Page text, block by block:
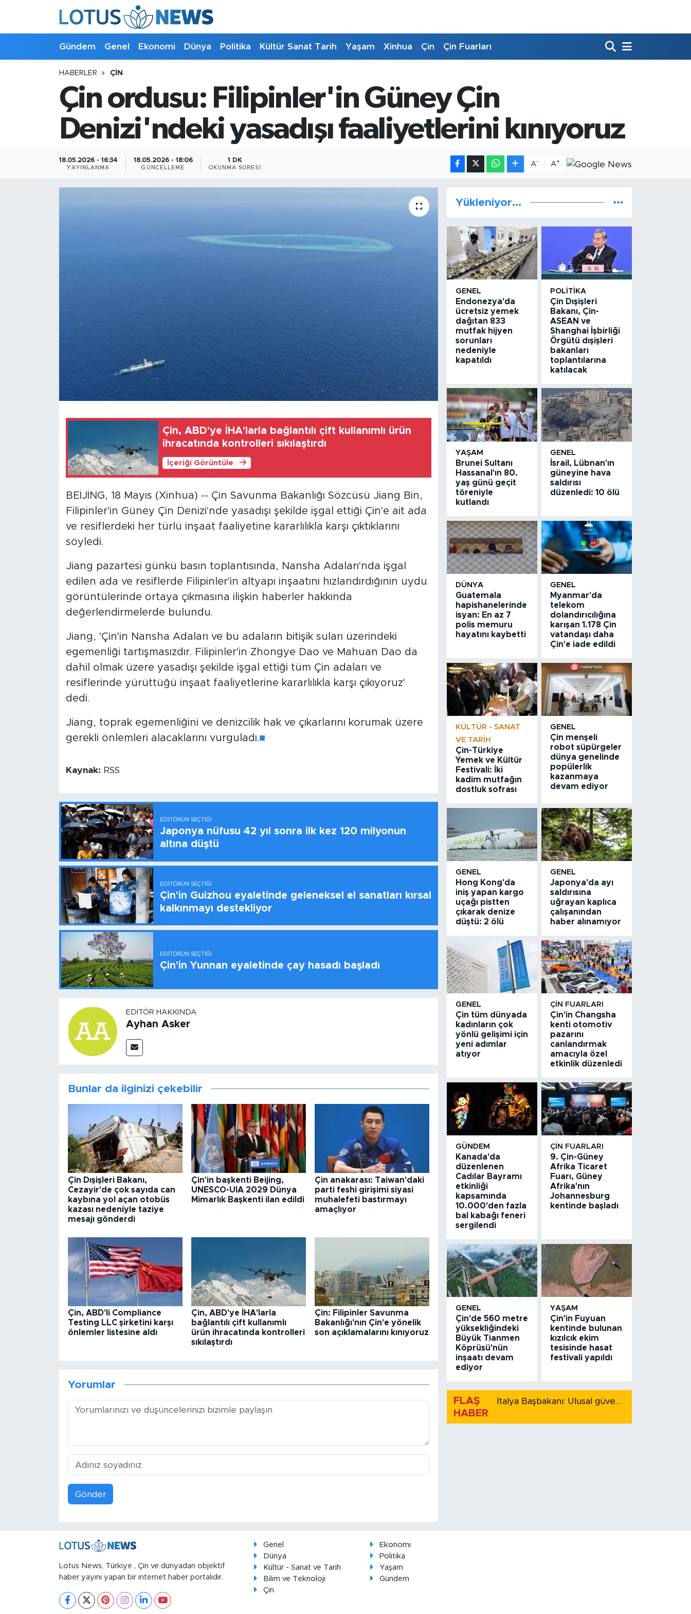
Gündem Genel Ekonomi Dünya Politika Kültür Sanat Tarih Yaşam Xinhua Çin Çin Fuarları
HABERLER ÇIN
Çin ordusu: Filipinler'in Güney Çin
Denizi'ndeki yasadışı faaliyetlerini kınıyoruz
18.05.2026 - 16:34
YAYINLANMA
18.05.2026 - 18:06
GÜNCELLEME
1 DK
OKUNMA SÜRESI
A- A+
Çin, ABD'ye İHA'larla bağlantılı çift kullanımlı ürün
ihracatında kontrolleri sıkılaştırdı
İçeriği Görüntüle
BEİJİNG, 18 Mayıs (Xinhua) -- Çin Savunma Bakanlığı Sözcüsü Jiang Bin,
Filipinler'in Güney Çin Denizi'nde yasadışı şekilde işgal ettiği Çin'e ait ada
ve resiflerdeki her türlü inşaat faaliyetine kararlılıkla karşı çıktıklarını
söyledi.
Jiang pazartesi günkü basın toplantısında, Nansha Adaları'nda işgal
edilen ada ve resiflerde Filipinler'in altyapı inşaatını hızlandırdığının uydu
görüntülerinde ortaya çıkmasına ilişkin haberler hakkında
değerlendirmelerde bulundu.
Jiang, 'Çin'in Nansha Adaları ve bu adaların bitişik suları üzerindeki
egemenliği tartışmasızdır. Filipinler'in Zhongye Dao ve Mahuan Dao da
dahil olmak üzere yasadışı şekilde işgal ettiği tüm Çin adaları ve
resiflerinde yürüttüğü inşaat faaliyetlerine kararlılıkla karşı çıkıyoruz'
dedi.
Jiang, toprak egemenliğini ve denizcilik hak ve çıkarlarını korumak üzere
gerekli önlemleri alacaklarını vurguladı.■
Kaynak: RSS
EDITÖRÜN SEÇTIĞI
Japonya nüfusu 42 yıl sonra ilk kez 120 milyonun
altına düştü
EDITÖRÜN SEÇTIĞI
Çin'in Guizhou eyaletinde geleneksel el sanatları kırsal
kalkınmayı destekliyor
EDITÖRÜN SEÇTIĞI
Çin'in Yunnan eyaletinde çay hasadı başladı
EDITÖR HAKKINDA
Ayhan Asker
Bunlar da ilginizi çekebilir
Çin Dışişleri Bakanı,
Cezayir'de çok sayıda can
kaybına yol açan otobüs
kazası nedeniyle taziye
mesajı gönderdi
Çin'in başkenti Beijing,
UNESCO-UIA 2029 Dünya
Mimarlık Başkenti ilan edildi
Çin anakarası: Taiwan'daki
parti feshi girişimi siyasi
muhalefeti bastırmayı
amaçlıyor
Çin, ABD'li Compliance
Testing LLC şirketini karşı
önlemler listesine aldı
Çin, ABD'ye İHA'larla
bağlantılı çift kullanımlı
ürün ihracatında kontrolleri
sıkılaştırdı
Çin: Filipinler Savunma
Bakanlığı'nın Çin'e yönelik
son açıklamalarını kınıyoruz
Yorumlar
Gönder
Yükleniyor...
GENEL
Endonezya'da
ücretsiz yemek
dağıtan 833
mutfak hijyen
sorunları
nedeniyle
kapatıldı
POLITIKA
Çin Dışişleri
Bakanı, Çin-
ASEAN ve
Shanghai İşbirliği
Örgütü dışişleri
bakanları
toplantılarına
katılacak
YAŞAM
Brunei Sultanı
Hassanal'ın 80.
yaş günü geçit
töreniyle
kutlandı
GENEL
İsrail, Lübnan'ın
güneyine hava
saldırısı
düzenledi: 10 ölü
DÜNYA
Guatemala
hapishanelerinde
isyan: En az 7
polis memuru
hayatını kaybetti
GENEL
Myanmar'da
telekom
dolandırıcılığına
karışan 1.178 Çin
vatandaşı daha
Çin'e iade edildi
KÜLTÜR - SANAT
VE TARIH
Çin-Türkiye
Yemek ve Kültür
Festivali: İki
kadim mutfağın
dostluk sofrası
GENEL
Çin menşeli
robot süpürgeler
dünya genelinde
popülerlik
kazanmaya
devam ediyor
GENEL
Hong Kong'da
iniş yapan kargo
uçağı pistten
çıkarak denize
düştü: 2 ölü
GENEL
Japonya'da ayı
saldırısına
uğrayan kaplıca
çalışanından
haber alınamıyor
GENEL
Çin tüm dünyada
kadınların çok
yönlü gelişimi için
yeni adımlar
atıyor
ÇIN FUARLARI
Çin'in Changsha
kenti otomotiv
pazarını
canlandırmak
amacıyla özel
etkinlik düzenledi
GÜNDEM
Kanada'da
düzenlenen
Cadılar Bayramı
etkinliği
kapsamında
10.000'den fazla
bal kabağı feneri
sergilendi
ÇIN FUARLARI
9. Çin-Güney
Afrika Ticaret
Fuarı, Güney
Afrika'nın
Johannesburg
kentinde başladı
GENEL
Çin'de 560 metre
yüksekliğindeki
Büyük Tianmen
Köprüsü'nün
inşaatı devam
ediyor
YAŞAM
Çin'in Fuyuan
kentinde bulunan
kızılcık ekim
tesisinde hasat
festivali yapıldı
FLAŞ
HABER
İtalya Başbakanı: Ulusal güvenliği korumak için İspanya ile Schengen kapsamındaki serbest dolaşımı askıya alıyoruz
Lotus News, Türkiye , Çin ve dünyadan objektif
haber yayını yapan bir internet haber portalıdır.
Genel
Ekonomi
Dünya
Politika
Kültür - Sanat ve Tarih
Yaşam
Bilim ve Teknoloji
Gündem
Çin
Politika
Foto Haber
Xinhua Türkiye